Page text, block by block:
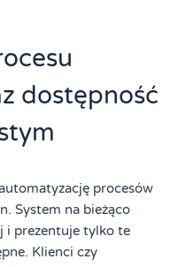
dostępność
procesów
System na bieżąco
i prezentuje tylko te
Klienci czy